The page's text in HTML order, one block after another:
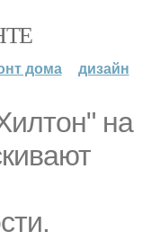
дома дизайн
на